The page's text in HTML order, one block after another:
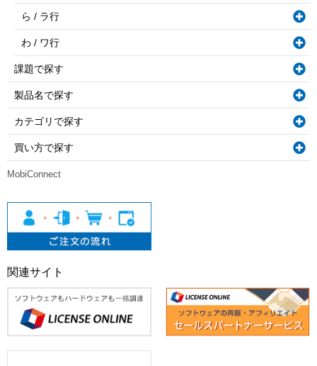
ら / ラ行
わ / ワ行
課題で探す
製品名で探す
カテゴリで探す
買い方で探す
MobiConnect
関連サイト